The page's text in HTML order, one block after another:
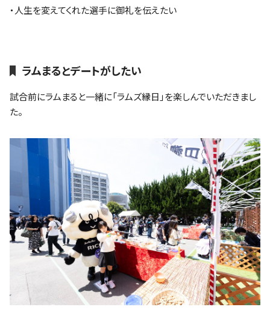
・人生を変えてくれた選手に御礼を伝えたい
ラムまるとデートがしたい
試合前にラムまると一緒に「ラムズ縁日」を楽しんでいただきまし
た。